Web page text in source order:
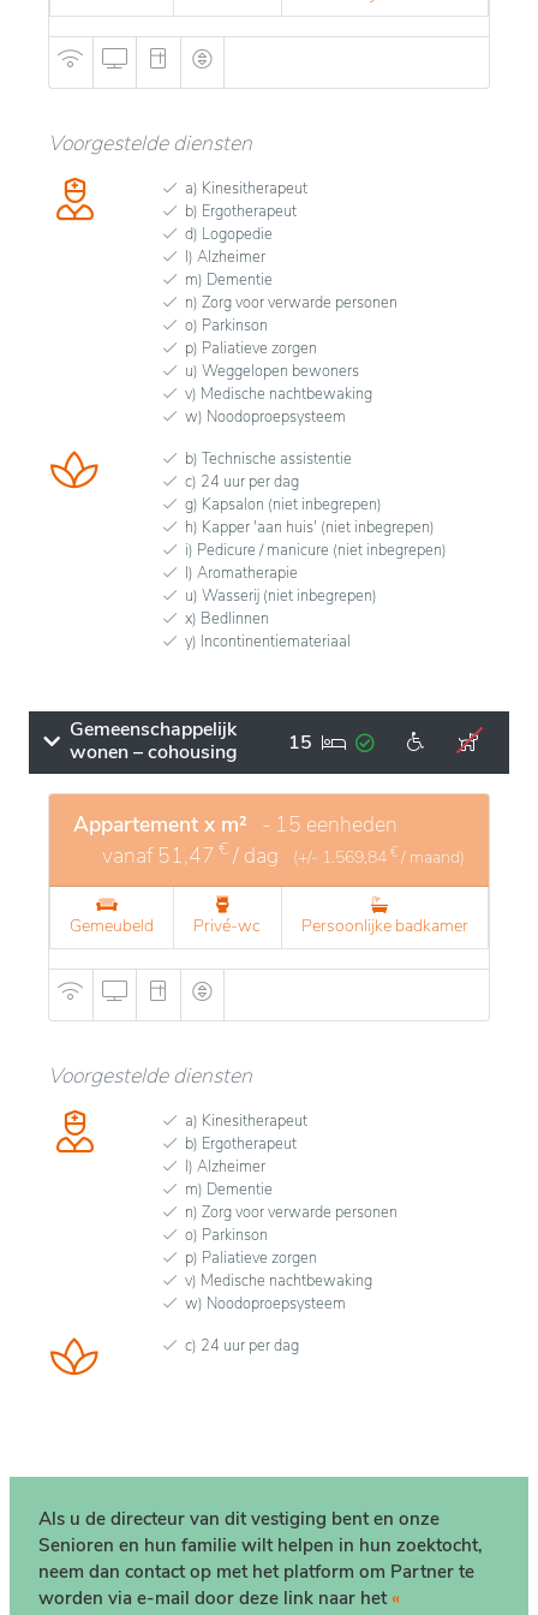
Voorgestelde diensten
a) Kinesitherapeut
b) Ergotherapeut
d) Logopedie
l) Alzheimer
m) Dementie
n) Zorg voor verwarde personen
o) Parkinson
p) Paliatieve zorgen
u) Weggelopen bewoners
v) Medische nachtbewaking
w) Noodoproepsysteem
b) Technische assistentie
c) 24 uur per dag
g) Kapsalon (niet inbegrepen)
h) Kapper 'aan huis' (niet inbegrepen)
i) Pedicure / manicure (niet inbegrepen)
l) Aromatherapie
u) Wasserij (niet inbegrepen)
x) Bedlinnen
y) Incontinentiemateriaal
Gemeenschappelijk
wonen – cohousing
15
Appartement x m² - 15 eenheden
vanaf 51,47 € / dag (+/- 1.569,84 € / maand)
Gemeubeld Privé-wc Persoonlijke badkamer
Voorgestelde diensten
a) Kinesitherapeut
b) Ergotherapeut
l) Alzheimer
m) Dementie
n) Zorg voor verwarde personen
o) Parkinson
p) Paliatieve zorgen
v) Medische nachtbewaking
w) Noodoproepsysteem
c) 24 uur per dag
Als u de directeur van dit vestiging bent en onze
Senioren en hun familie wilt helpen in hun zoektocht,
neem dan contact op met het platform om Partner te
worden via e-mail door deze link naar het «